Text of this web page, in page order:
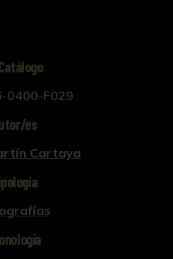
0400-F029
es
Cartaya